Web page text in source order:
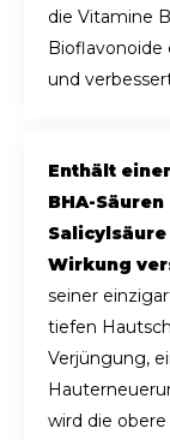
die Vitamine
Bioflavonoide
und
Enthält
BHA-
Wirkung
seiner
tiefen
Verjüngung,
wird die